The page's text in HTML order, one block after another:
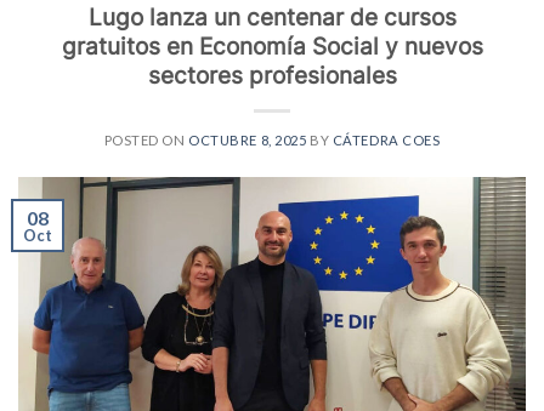
Lugo lanza un centenar de cursos
gratuitos en Economía Social y nuevos
sectores profesionales
POSTED ON OCTUBRE 8, 2025 BY CÁTEDRA COES
08
Oct